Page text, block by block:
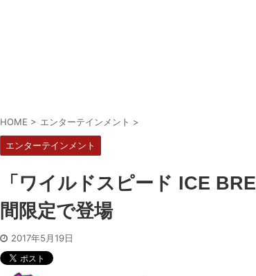
HOME > エンターテインメント >
エンターテインメント
「ワイルドスピード ICE
間限定で登場
2017年5月19日